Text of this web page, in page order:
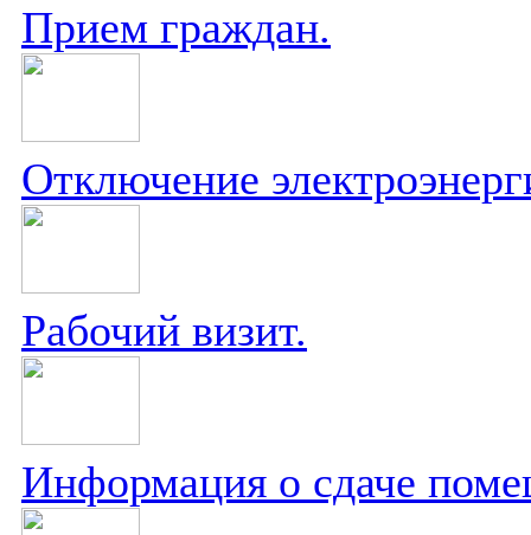
Прием граждан.
Отключение
Рабочий визит.
Информация о сдаче